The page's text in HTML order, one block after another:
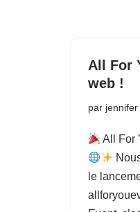
All For
web !
par jennifer
All For
le